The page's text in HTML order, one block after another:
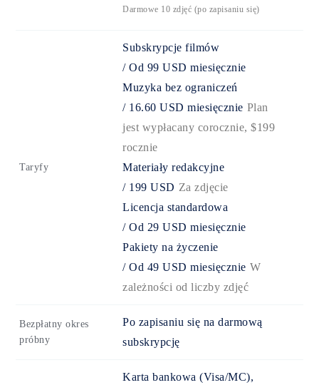
Darmowe 10 zdjęć (po zapisaniu się)
Taryfy
Subskrypcje filmów
/ Od 99 USD miesięcznie
Muzyka bez ograniczeń
/ 16.60 USD miesięcznie Plan
jest wypłacany corocznie, $199
rocznie
Materiały redakcyjne
/ 199 USD Za zdjęcie
Licencja standardowa
/ Od 29 USD miesięcznie
Pakiety na życzenie
/ Od 49 USD miesięcznie W
zależności od liczby zdjęć
Bezpłatny okres
próbny
Po zapisaniu się na darmową
subskrypcję
Karta bankowa (Visa/MC),